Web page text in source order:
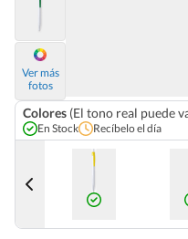
Ver más
fotos
Colores (El tono real puede
En Stock Recíbelo el día